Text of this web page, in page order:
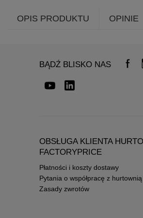
OPIS PRODUKTU OPINIE
BĄDŹ BLISKO NAS
OBSŁUGA KLIENTA
FACTORYPRICE
Płatności i koszty dostawy
Pytania o współpracę z hurtownią
Zasady zwrotów